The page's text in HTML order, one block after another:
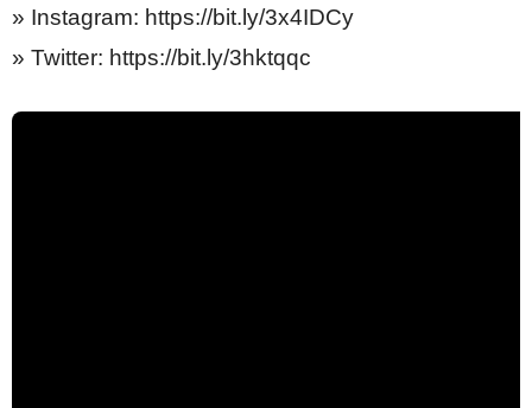
» Instagram: https://bit.ly/3x4IDCy
» Twitter: https://bit.ly/3hktqqc